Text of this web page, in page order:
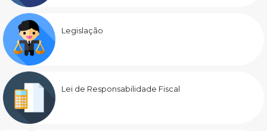
Legislação
Lei de Responsabilidade Fiscal